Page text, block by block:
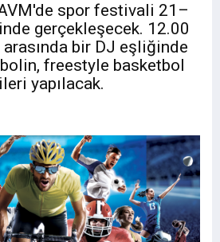
spor festivali 21–
gerçekleşecek. 12.00
bir DJ eşliğinde
freestyle basketbol
yapılacak.